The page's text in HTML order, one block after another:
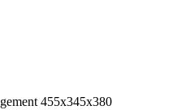
455x345x380